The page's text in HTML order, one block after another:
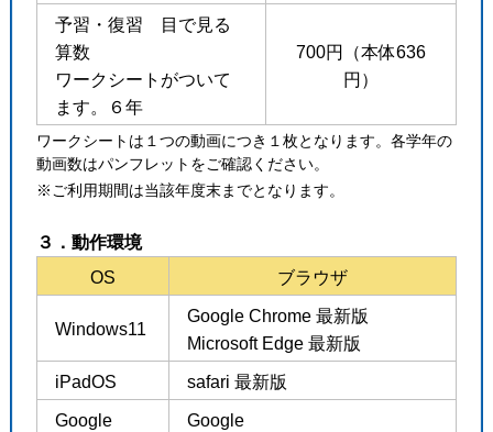
予習・復習 目で見る
算数
ワークシートがついて
ます。６年
700円（本体636
円）
ワークシートは１つの動画につき１枚となります。各学年の
動画数はパンフレットをご確認ください。
※ご利用期間は当該年度末までとなります。
３．動作環境
OS
ブラウザ
Windows11
Google Chrome 最新版
Microsoft Edge 最新版
iPadOS safari 最新版
Google
Google